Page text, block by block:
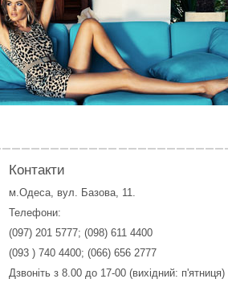
Контакти
м.Одеса, вул. Базова, 11.
Телефони:
(097) 201 5777; (098) 611 4400
(093 ) 740 4400; (066) 656 2777
Дзвоніть з 8.00 до 17-00 (вихідний: п'ятниця)